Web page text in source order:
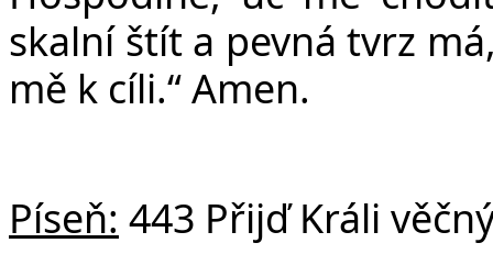
skalní štít a pevná tvrz
mě k cíli.“ Amen.
Píseň: 443 Přijď Králi